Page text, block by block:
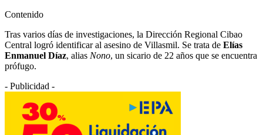
Contenido
Tras varios días de investigaciones, la Dirección Regional Cibao
Central logró identificar al asesino de Villasmil. Se trata de Elías
Enmanuel Díaz, alias Nono, un sicario de 22 años que se encuentra
prófugo.
- Publicidad -